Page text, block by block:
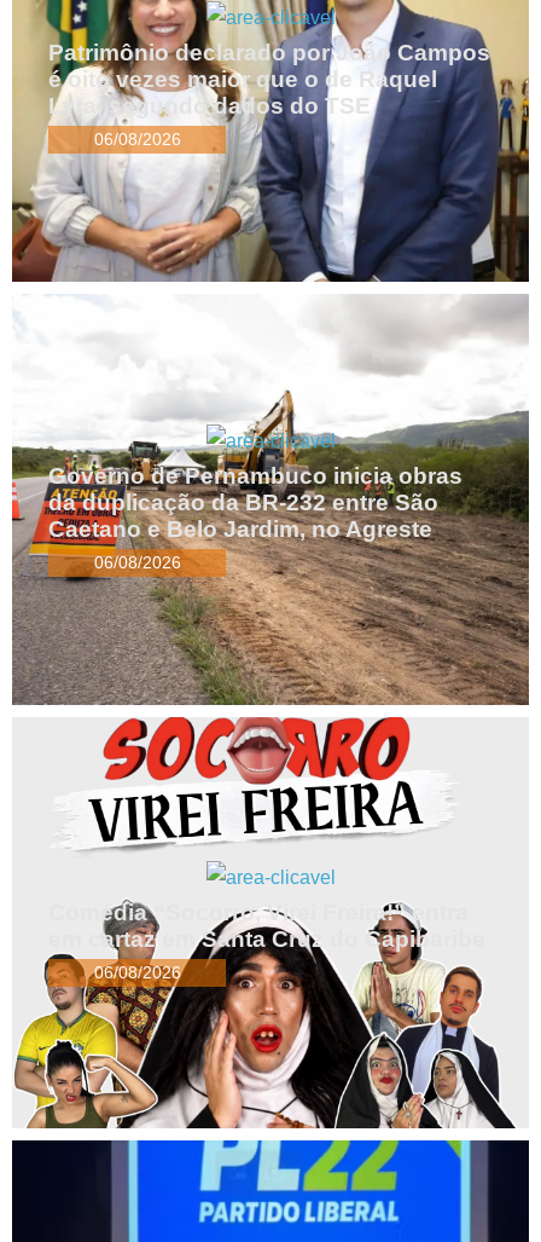
Patrimônio declarado por João Campos
é oito vezes maior que o de Raquel
Lyra, segundo dados do TSE
06/08/2026
Governo de Pernambuco inicia obras
da duplicação da BR-232 entre São
Caetano e Belo Jardim, no Agreste
06/08/2026
Comédia “Socorro, Virei Freira!” entra
em cartaz em Santa Cruz do Capibaribe
06/08/2026